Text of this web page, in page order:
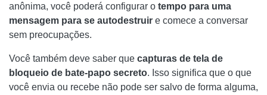
anônima, você poderá configurar o tempo para uma
mensagem para se autodestruir e comece a conversar
sem preocupações.
Você também deve saber que capturas de tela de
bloqueio de bate-papo secreto. Isso significa que o que
você envia ou recebe não pode ser salvo de forma alguma,